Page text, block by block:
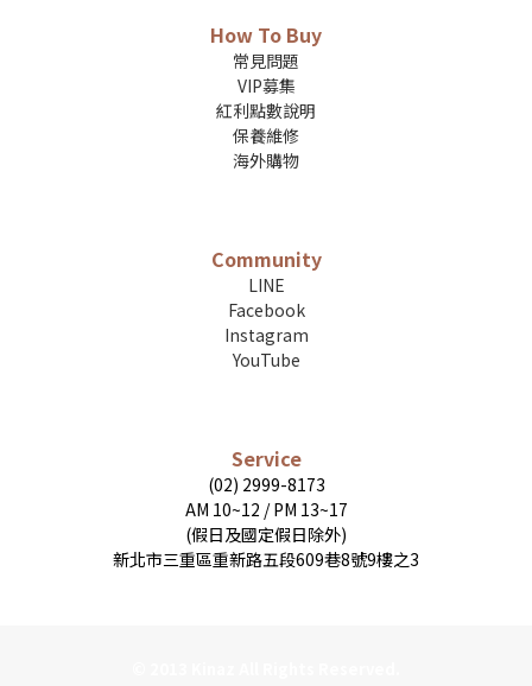
How To Buy
常見問題
VIP募集
紅利點數說明
保養維修
海外購物
Community
LINE
Facebook
Instagram
YouTube
Service
(02) 2999-8173
AM 10~12 / PM 13~17
(假日及國定假日除外)
新北市三重區重新路五段609巷8號9樓之3